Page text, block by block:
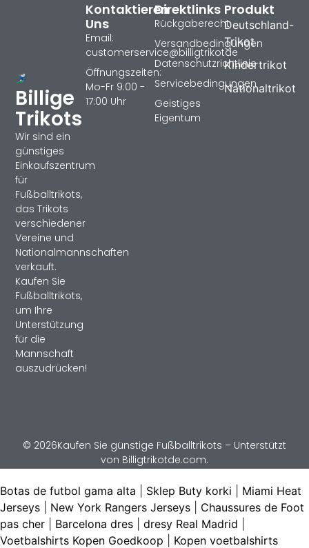
Billige
Trikots
Wir sind ein
günstiges
Einkaufszentrum
für
Fußballtrikots,
das Trikots
verschiedener
Vereine und
Nationalmannschaften
verkauft.
Kaufen Sie
Fußballtrikots,
um Ihre
Unterstützung
für die
Mannschaft
auszudrücken!
Produkt
Deutschland-
Trikot
Kindertrikot
Nationaltrikot
Direktlinks
Rückgaberecht
Versandbedingungen
Datenschutzrichtlinie
Servicebedingungen
Geistiges
Eigentum
Kontaktieren
Uns
Email:
customerservice@billigtrikotde
Öffnungszeiten:
Mo-Fr 9:00 -
17:00 Uhr
© 2026Kaufen Sie günstige Fußballtrikots – Unterstützt
von Billigtrikotde.com.
Botas de futbol gama alta Sklep Buty korki
Miami Heat
Jerseys
New York Rangers Jerseys
Chaussures de Foot
pas cher
Barcelona dres dresy Real Madrid
Voetbalshirts Kopen Goedkoop
Kopen voetbalshirts